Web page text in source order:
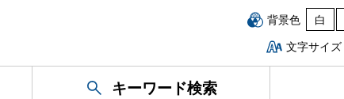
背景色 白
文字サイズ
キーワード検索